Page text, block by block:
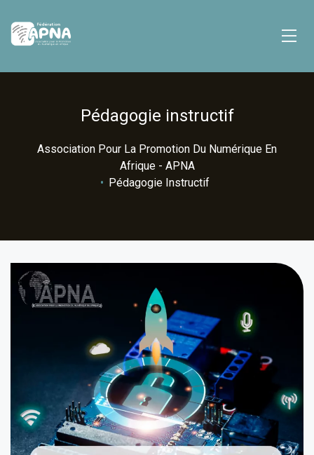
Pédagogie instructif
Association Pour La Promotion Du Numérique En
Afrique - APNA
• Pédagogie Instructif